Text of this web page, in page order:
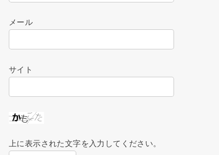
メール
サイト
上に表示された文字を入力してください。